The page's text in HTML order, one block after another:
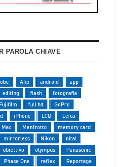
PAROLA CHIAVE
Afip android
app
editing flash
fotografia
Fujifilm full hd
GoPro
iPhone LCD
Leica
Mac Manfrotto
memory card
mirrorless Nikon
nital
obiettivo olympus
Panasonic
Phase One reflex Reportage